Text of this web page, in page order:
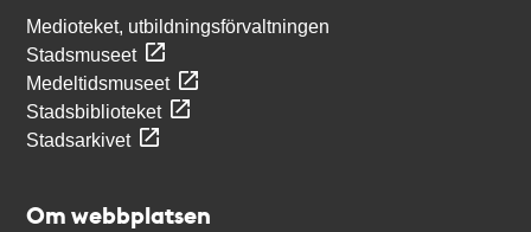
Medioteket, utbildningsförvaltningen
Stadsmuseet
Medeltidsmuseet
Stadsbiblioteket
Stadsarkivet
Om webbplatsen